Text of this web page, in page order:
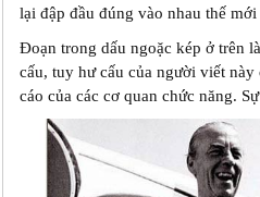
lại đập đầu đúng vào nhau thế
Đoạn trong dấu ngoặc kép ở trên
cấu, tuy hư cấu của người viết
cáo của các cơ quan chức năng.